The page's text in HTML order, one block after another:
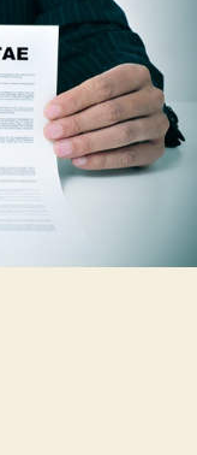
cuando
hagas
tu
currículum
vitae